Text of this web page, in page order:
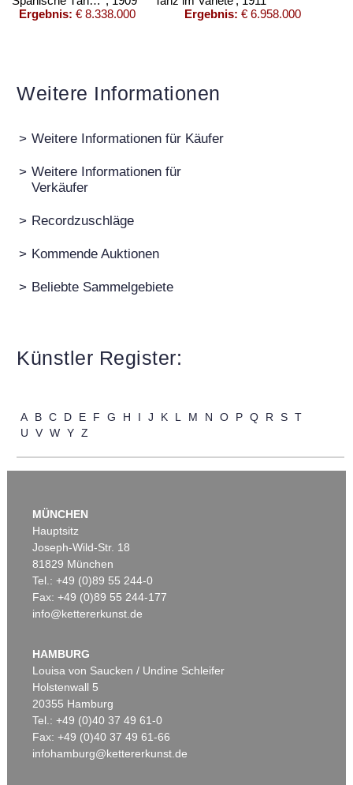
Ergebnis: € 8.338.000
Ergebnis: € 6.958.000
Auktion 540 - Lot 33
Mädchen mit Zopf , 1910
€ 6.383.000
WASSILY KANDINSKY
Villa Seeburg am Staffelsee
Ergebnis:
€ 4.750.000
Weitere Informationen
> Weitere Informationen für Käufer
> Weitere Informationen für
Verkäufer
> Recordzuschläge
> Kommende Auktionen
> Beliebte Sammelgebiete
Künstler Register:
A B C D E F G H I J K L M N O P Q R S T
U
V W Y Z
MÜNCHEN
Hauptsitz
Joseph-Wild-Str. 18
81829 München
Tel.: +49 (0)89 55 244-0
Fax: +49 (0)89 55 244-177
info@kettererkunst.de
HAMBURG
Louisa von Saucken / Undine Schleifer
Holstenwall 5
20355 Hamburg
Tel.: +49 (0)40 37 49 61-0
Fax: +49 (0)40 37 49 61-66
infohamburg@kettererkunst.de